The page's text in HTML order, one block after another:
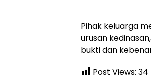
Pihak keluarga
urusan
bukti dan
Post Views: 34